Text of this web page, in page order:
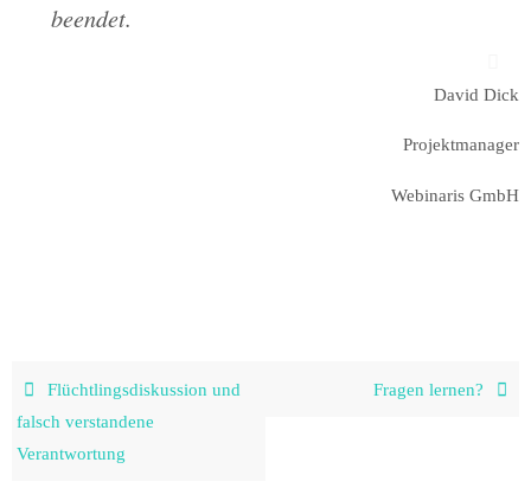
beendet.
David Dick
Projektmanager
Webinaris GmbH
Flüchtlingsdiskussion und
falsch verstandene
Verantwortung
Fragen lernen?